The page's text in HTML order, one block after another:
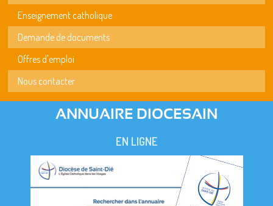
Enseignement catholique
Demande de documents
Offres d'emploi
Nous contacter
ANNUAIRE DIOCESAIN
EN LIGNE